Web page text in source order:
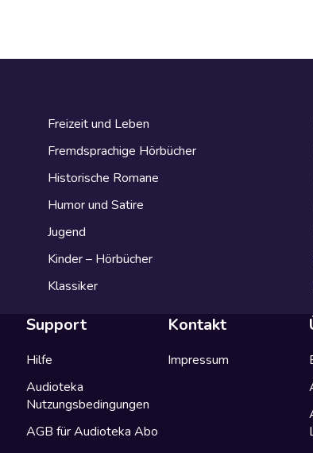
Freizeit und Leben
Fremdsprachige Hörbücher
Historische Romane
Humor und Satire
Jugend
Kinder – Hörbücher
Klassiker
Support
Hilfe
Audioteka
Nutzungsbedingungen
AGB für Audioteka Abo
Kontakt
Impressum